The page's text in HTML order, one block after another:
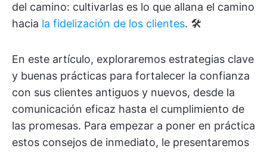
del camino: cultivarlas es lo que allana el camino
hacia la fidelización de los clientes. 🛠️
En este artículo, exploraremos estrategias clave
y buenas prácticas para fortalecer la confianza
con sus clientes antiguos y nuevos, desde la
comunicación eficaz hasta el cumplimiento de
las promesas. Para empezar a poner en práctica
estos consejos de inmediato, le presentaremos